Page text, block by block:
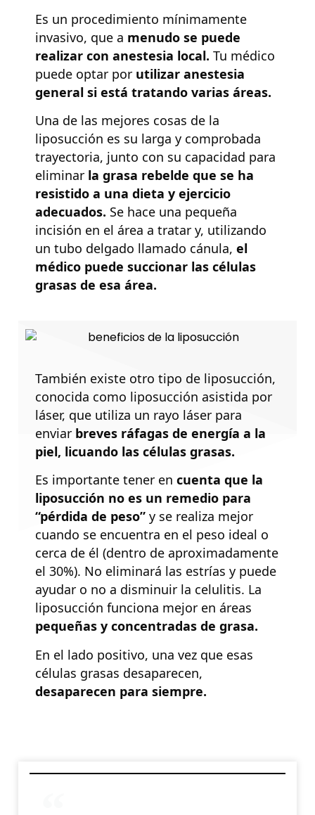
Es un procedimiento mínimamente
invasivo, que a menudo se puede
realizar con anestesia local. Tu médico
puede optar por utilizar anestesia
general si está tratando varias áreas.
Una de las mejores cosas de la
liposucción es su larga y comprobada
trayectoria, junto con su capacidad para
eliminar la grasa rebelde que se ha
resistido a una dieta y ejercicio
adecuados. Se hace una pequeña
incisión en el área a tratar y, utilizando
un tubo delgado llamado cánula, el
médico puede succionar las células
grasas de esa área.
También existe otro tipo de liposucción,
conocida como liposucción asistida por
láser, que utiliza un rayo láser para
enviar breves ráfagas de energía a la
piel, licuando las células grasas.
Es importante tener en cuenta que la
liposucción no es un remedio para
“pérdida de peso” y se realiza mejor
cuando se encuentra en el peso ideal o
cerca de él (dentro de aproximadamente
el 30%). No eliminará las estrías y puede
ayudar o no a disminuir la celulitis. La
liposucción funciona mejor en áreas
pequeñas y concentradas de grasa.
En el lado positivo, una vez que esas
células grasas desaparecen,
desaparecen para siempre.